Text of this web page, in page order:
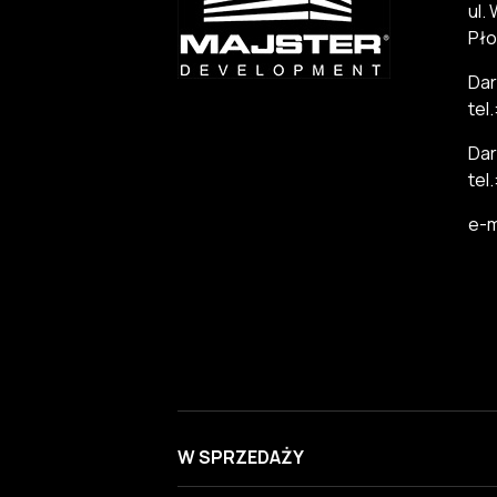
ul.
e-
W SPRZEDAŻY